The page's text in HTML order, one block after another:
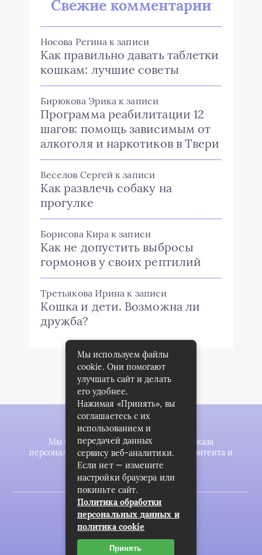
Свежие комментарии
Носова Регина к записи
Как правильно давать таблетки
кошкам: лучшие советы
Бирюкова Эрика к записи
Программа реабилитации 12
шагов: помощь зависимым от
алкоголя и наркотиков в Твери
Веселов Сергей к записи
Как развлечь собаку на
прогулке
Борисова Кира к записи
Как не допустить выбросы
гормонов у своих рептилий
Третьякова Ирина к записи
Кошка и дети. Возможна ли
дружба?
Мы используем файлы cookie для показа
персонализированной рекламы и/или контента и
анализа нашего трафика.
2023 © zookomplekt.ru
Карта сайта
Пользовательское соглашение
Мы используем файлы
cookie. Они помогают
улучшать сайт и делать
его удобнее.
Нажимая «Принять», вы
соглашаетесь с их
использованием и
передачей данных
сервису веб-аналитики.
Если нет — измените
настройки браузера или
покиньте сайт.
Политика обработки
персональных данных и
политика cookie
Принять